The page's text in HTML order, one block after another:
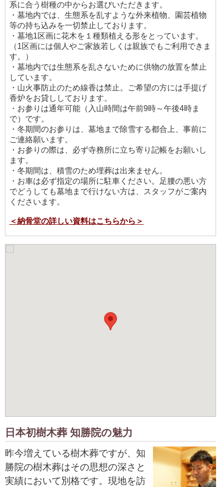
系に合う樹種の中からお選びいただきます。
・墓地内では、生態系を乱すような外来植物、園芸植物
等の持ち込みを一切禁止しております。
・墓地1区画に花木を１種類植える形をとっています。
（1区画には個人やご家族若しくは親族でもご利用できま
す。）
・墓地内では生態系を乱さないために供物の放置を禁止
しています。
・山火事防止のため線香は禁止。ご希望の方には手提げ
香炉をお貸ししております。
・お参りは通年可能（入山時間は午前9時～午後4時ま
で）です。
・冬期間のお参りは、墓地まで除雪する都合上、事前に
ご連絡願います。
・お参りの際は、必ず寺務所に立ち寄り記帳をお願いし
ます。
・冬期間は、積雪のため埋葬は出来ません。
・お車は必ず指定の場所に駐車ください。足腰の悪い方
でどうしても墓地まで行けない方は、スタッフがご案内
くださいます。
＜納骨堂の詳しい資料はこちらから＞
日本初樹木葬 知勝院の魅力
昨今増えている樹木葬ですが、知
勝院の樹木葬はその思想の深さと
実績において別格です。現地を訪